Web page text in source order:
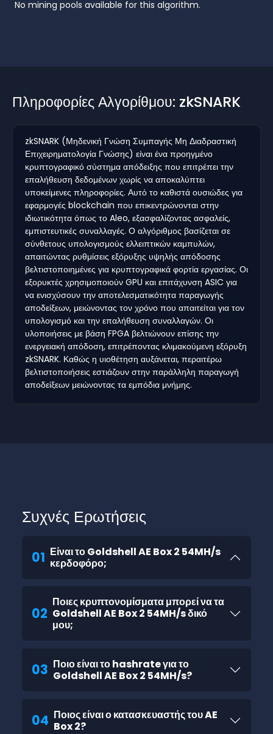
No mining pools available for this algorithm.
Πληροφορίες Αλγορίθμου: zkSNARK
zkSNARK (Μηδενική Γνώση Συμπαγής Μη Διαδραστική
Επιχειρηματολογία Γνώσης) είναι ένα προηγμένο
κρυπτογραφικό σύστημα απόδειξης που επιτρέπει την
επαλήθευση δεδομένων χωρίς να αποκαλύπτει
υποκείμενες πληροφορίες. Αυτό το καθιστά ουσιώδες για
εφαρμογές blockchain που επικεντρώνονται στην
ιδιωτικότητα όπως το Aleo, εξασφαλίζοντας ασφαλείς,
εμπιστευτικές συναλλαγές. Ο αλγόριθμος βασίζεται σε
σύνθετους υπολογισμούς ελλειπτικών καμπυλών,
απαιτώντας ρυθμίσεις εξόρυξης υψηλής απόδοσης
βελτιστοποιημένες για κρυπτογραφικά φορτία εργασίας. Οι
εξορυκτές χρησιμοποιούν GPU και επιτάχυνση ASIC για
να ενισχύσουν την αποτελεσματικότητα παραγωγής
αποδείξεων, μειώνοντας τον χρόνο που απαιτείται για τον
υπολογισμό και την επαλήθευση συναλλαγών. Οι
υλοποιήσεις με βάση FPGA βελτιώνουν επίσης την
ενεργειακή απόδοση, επιτρέποντας κλιμακούμενη εξόρυξη
zkSNARK. Καθώς η υιοθέτηση αυξάνεται, περαιτέρω
βελτιστοποιήσεις εστιάζουν στην παράλληλη παραγωγή
αποδείξεων μειώνοντας τα εμπόδια μνήμης.
Συχνές Ερωτήσεις
01 Είναι το Goldshell AE Box 2 54MH/s
κερδοφόρο;
02
Ποιες κρυπτονομίσματα μπορεί να τα
Goldshell AE Box 2 54MH/s δικό
μου;
03 Ποιο είναι το hashrate για το
Goldshell AE Box 2 54MH/s?
04 Ποιος είναι ο κατασκευαστής του AE
Box 2?